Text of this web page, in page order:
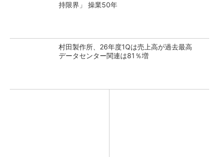
持限界」 操業50年
村田製作所、26年度1Qは売上高が過去最高
データセンター関連は81％増